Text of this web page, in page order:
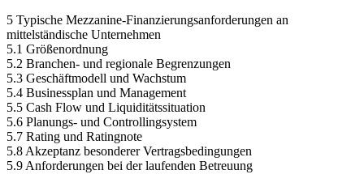
5 Typische Mezzanine-Finanzierungsanforderungen an
mittelständische Unternehmen
5.1 Größenordnung
5.2 Branchen- und regionale Begrenzungen
5.3 Geschäftmodell und Wachstum
5.4 Businessplan und Management
5.5 Cash Flow und Liquiditätssituation
5.6 Planungs- und Controllingsystem
5.7 Rating und Ratingnote
5.8 Akzeptanz besonderer Vertragsbedingungen
5.9 Anforderungen bei der laufenden Betreuung